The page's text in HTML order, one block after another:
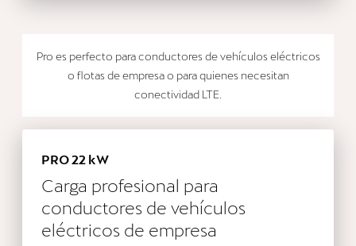
Pro es perfecto para conductores de vehículos eléctricos
o flotas de empresa o para quienes necesitan
conectividad LTE.
PRO 22 kW
Carga profesional para
conductores de vehículos
eléctricos de empresa